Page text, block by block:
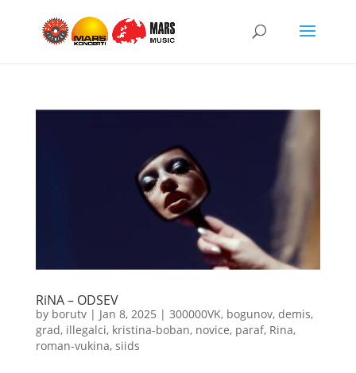
RiNA – ODSEV
by borutv| Jan 8, 2025 | 300000VK, bogunov, demis,
grad, illegalci, kristina-boban, novice, paraf, Rina,
roman-vukina, siids